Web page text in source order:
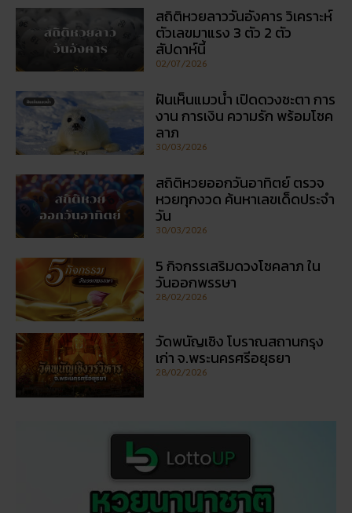
สถิติหวยลาววันอังคาร วิเคราะห์
ตัวเลขมาแรง 3 ตัว 2 ตัว
สัปดาห์นี้
02/07/2026
ฝันเห็นแมวน้ำ เปิดดวงชะตา การ
งาน การเงิน ความรัก พร้อมโชค
ลาภ
30/03/2026
สถิติหวยออกวันอาทิตย์ ตรวจ
หวยทุกงวด ค้นหาเลขเด็ดประจำ
วัน
30/03/2026
5 กิจกรรเสริมดวงโชคลาภ ใน
วันออกพรรษา
28/02/2026
วัดพนัญเชิง โบราณสถานกรุง
เก่า จ.พระนครศรีอยุธยา
28/02/2026